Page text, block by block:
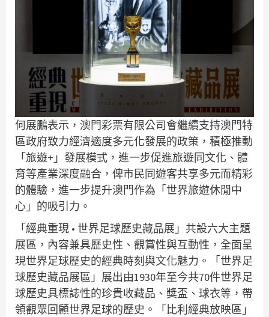
何展鵬表示，澳門彩票有限公司會繼續支持澳門特
區政府致力經濟適度多元化發展的政策，積極推動
「旅遊+」發展模式，進一步促進旅遊同文化、體
育等產業深度融合，俾市民同遊客共享多元而精彩
的體驗，進一步提升澳門作為「世界旅遊休閒中
心」的吸引力。
「經典重現 • 世界足球歷史藏品展」共設六大主題
展區，內容兼具歷史性、觀賞性與互動性，全面呈
現世界足球歷史的經典時刻與文化魅力。「世界足
球歷史藏品展區」展出由1930年至今共70件世界足
球歷史具標誌性的珍貴收藏品、獎盃、球衣等，帶
領觀眾回顧世界足球的歷史。「比利經典放映區」